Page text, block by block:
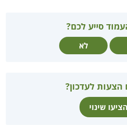
סייע לכם?
לא
הצעות לעדכון?
הציעו שינוי